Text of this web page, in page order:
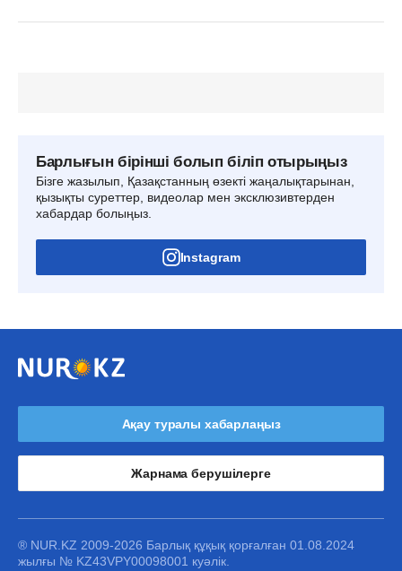
Барлығын бірінші болып біліп отырыңыз
Бізге жазылып, Қазақстанның өзекті жаңалықтарынан,
қызықты суреттер, видеолар мен эксклюзивтерден
хабардар болыңыз.
Instagram
Ақау туралы хабарлаңыз
Жарнама берушілерге
® NUR.KZ 2009-2026 Барлық құқық қорғалған 01.08.2024
жылғы № KZ43VPY00098001 куәлік.